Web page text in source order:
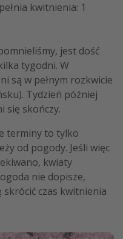
kwitnienia: 1
jest dość
tygodni. W
są w pełnym rozkwicie
Tydzień później
się skończy.
terminy to tylko
od pogody. Jeśli więc
kwiaty
nie dopisze,
czas kwitnienia